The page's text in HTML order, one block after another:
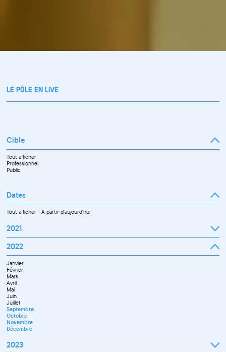
LE PÔLE EN LIVE
Cible
Tout afficher
Professionnel
Public
Dates
Tout afficher-À partir d'aujourd'hui
2021
Septembre
Octobre
Novembre
Décembre
2022
Janvier
Février
Mars
Avril
Mai
Juin
Juillet
Septembre
Octobre
Novembre
Décembre
2023